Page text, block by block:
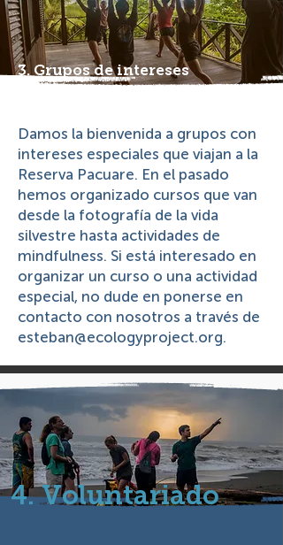
3. Grupos de intereses
Damos la bienvenida a grupos con
intereses especiales que viajan a la
Reserva Pacuare. En el pasado
hemos organizado cursos que van
desde la fotografía de la vida
silvestre hasta actividades de
mindfulness. Si está interesado en
organizar un curso o una actividad
especial, no dude en ponerse en
contacto con nosotros a través de
esteban@ecologyproject.org.
4. Voluntariado